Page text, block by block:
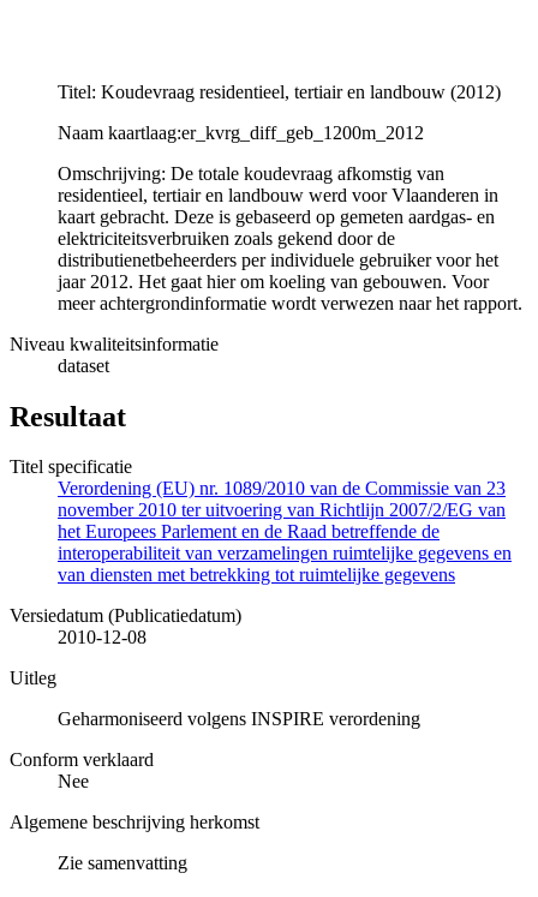
Titel: Koudevraag residentieel, tertiair en landbouw (2012)
Naam kaartlaag:er_kvrg_diff_geb_1200m_2012
Omschrijving: De totale koudevraag afkomstig van
residentieel, tertiair en landbouw werd voor Vlaanderen in
kaart gebracht. Deze is gebaseerd op gemeten aardgas- en
elektriciteitsverbruiken zoals gekend door de
distributienetbeheerders per individuele gebruiker voor het
jaar 2012. Het gaat hier om koeling van gebouwen. Voor
meer achtergrondinformatie wordt verwezen naar het rapport.
Niveau kwaliteitsinformatie
dataset
Resultaat
Titel specificatie
Verordening (EU) nr. 1089/2010 van de Commissie van 23
november 2010 ter uitvoering van Richtlijn 2007/2/EG van
het Europees Parlement en de Raad betreffende de
interoperabiliteit van verzamelingen ruimtelijke gegevens en
van diensten met betrekking tot ruimtelijke gegevens
Versiedatum (Publicatiedatum)
2010-12-08
Uitleg
Geharmoniseerd volgens INSPIRE verordening
Conform verklaard
Nee
Algemene beschrijving herkomst
Zie samenvatting